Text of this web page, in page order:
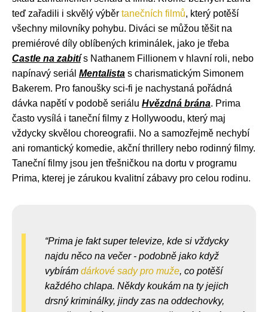
teď zařadili i skvělý výběr tanečních filmů, který potěší
všechny milovníky pohybu. Diváci se můžou těšit na
premiérové díly oblíbených kriminálek, jako je třeba
Castle na zabitís Nathanem Fillionem v hlavní roli, nebo
napínavý seriál Mentalista s charismatickým Simonem
Bakerem. Pro fanoušky sci-fi je nachystaná pořádná
dávka napětí v podobě seriálu Hvězdná brána. Prima
často vysílá i taneční filmy z Hollywoodu, který maj
vždycky skvělou choreografii. No a samozřejmě nechybí
ani romantický komedie, akční thrillery nebo rodinný filmy.
Taneční filmy jsou jen třešničkou na dortu v programu
Prima, kterej je zárukou kvalitní zábavy pro celou rodinu.
Prima je fakt super televize, kde si vždycky
najdu něco na večer - podobně jako když
vybírám dárkové sady pro muže, co potěší
každého chlapa. Někdy koukám na ty jejich
drsný kriminálky, jindy zas na oddechovky,